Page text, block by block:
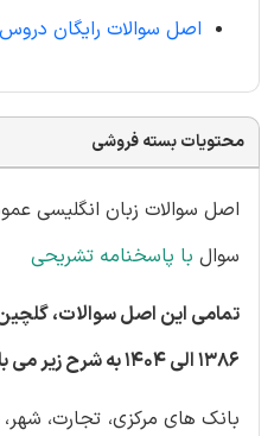
اصل سوالات رایگان
محتویات بسته فروشی
سوال با پاسخنامه تشریحی
تمامی این اصل سوالات،
1386 الی 1404 به شرح زیر می باشند:
بانک های مرکزی، تجارت، شهر،